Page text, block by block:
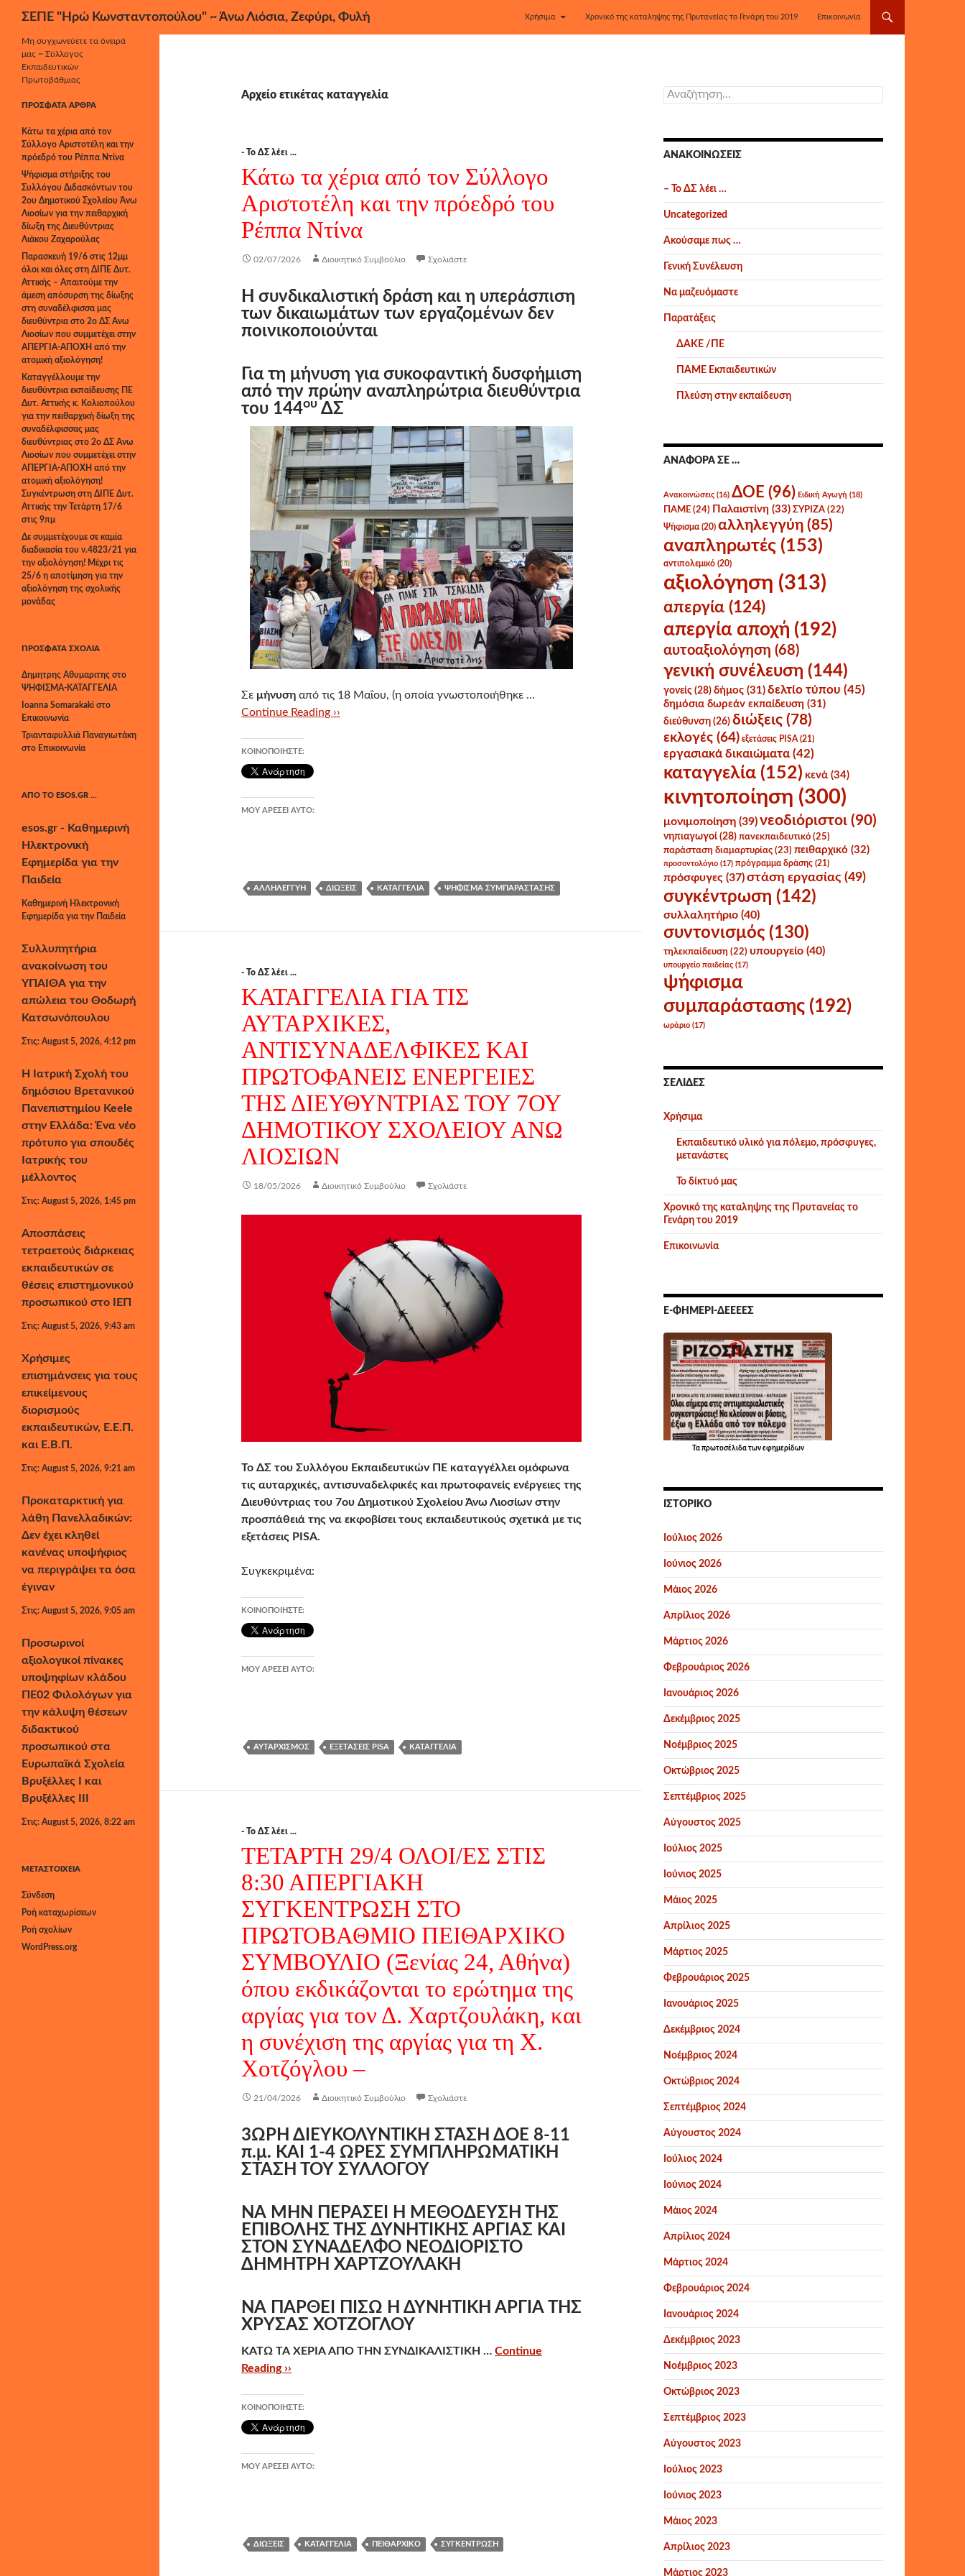
Μετάβαση
περιεχόμενο
ΣΕΠΕ "Ηρώ Κωνσταντοπούλου" ~ Άνω Λιόσια, Ζεφύρι, Φυλή Χρήσιμα Χρονικό της καταληψης της Πρυτανείας το Γενάρη του 2019 Επικοινωνία
Αρχείο ετικέτας καταγγελία
- Το ΔΣ λέει ...
Κάτω τα χέρια από τον Σύλλογο
Αριστοτέλη και την πρόεδρό του
Ρέππα Ντίνα
02/07/2026 Διοικητικό Συμβούλιο Σχολιάστε
Η συνδικαλιστική δράση και η υπεράσπιση
των δικαιωμάτων των εργαζομένων δεν
ποινικοποιούνται
Για τη μήνυση για συκοφαντική δυσφήμιση
από την πρώην αναπληρώτρια διευθύντρια
του 144ου ΔΣ
Σε μήνυση από τις 18 Μαΐου, (η οποία γνωστοποιήθηκε …
Continue Reading ››
ΚΟΙΝΟΠΟΙΉΣΤΕ:
ΜΟΥ ΑΡΈΣΕΙ ΑΥΤΌ:
ΑΛΛΗΛΕΓΓΎΗ ΔΙΏΞΕΙΣ ΚΑΤΑΓΓΕΛΊΑ ΨΉΦΙΣΜΑ ΣΥΜΠΑΡΆΣΤΑΣΗΣ
- Το ΔΣ λέει ...
ΚΑΤΑΓΓΕΛΙΑ ΓΙΑ ΤΙΣ
ΑΥΤΑΡΧΙΚΕΣ,
ΑΝΤΙΣΥΝΑΔΕΛΦΙΚΕΣ ΚΑΙ
ΠΡΩΤΟΦΑΝΕΙΣ ΕΝΕΡΓΕΙΕΣ
ΤΗΣ ΔΙΕΥΘΥΝΤΡΙΑΣ ΤΟΥ 7ΟΥ
ΔΗΜΟΤΙΚΟΥ ΣΧΟΛΕΙΟΥ ΑΝΩ
ΛΙΟΣΙΩΝ
18/05/2026 Διοικητικό Συμβούλιο Σχολιάστε
Το ΔΣ του Συλλόγου Εκπαιδευτικών ΠΕ καταγγέλλει ομόφωνα
τις αυταρχικές, αντισυναδελφικές και πρωτοφανείς ενέργειες της
Διευθύντριας του 7ου Δημοτικού Σχολείου Άνω Λιοσίων στην
προσπάθειά της να εκφοβίσει τους εκπαιδευτικούς σχετικά με τις
εξετάσεις PISA.
Συγκεκριμένα:
ΚΟΙΝΟΠΟΙΉΣΤΕ:
ΜΟΥ ΑΡΈΣΕΙ ΑΥΤΌ:
ΑΥΤΑΡΧΙΣΜΌΣ ΕΞΕΤΆΣΕΙΣ PISA ΚΑΤΑΓΓΕΛΊΑ
- Το ΔΣ λέει ...
ΤΕΤΑΡΤΗ 29/4 ΟΛΟΙ/ΕΣ ΣΤΙΣ
8:30 ΑΠΕΡΓΙΑΚΗ
ΣΥΓΚΕΝΤΡΩΣΗ ΣΤΟ
ΠΡΩΤΟΒΑΘΜΙΟ ΠΕΙΘΑΡΧΙΚΟ
ΣΥΜΒΟΥΛΙΟ (Ξενίας 24, Αθήνα)
όπου εκδικάζονται το ερώτημα της
αργίας για τον Δ. Χαρτζουλάκη, και
η συνέχιση της αργίας για τη Χ.
Χοτζόγλου –
21/04/2026 Διοικητικό Συμβούλιο Σχολιάστε
3ΩΡΗ ΔΙΕΥΚΟΛΥΝΤΙΚΗ ΣΤΑΣΗ ΔΟΕ 8-11
π.μ. ΚΑΙ 1-4 ΩΡΕΣ ΣΥΜΠΛΗΡΩΜΑΤΙΚΗ
ΣΤΑΣΗ ΤΟΥ ΣΥΛΛΟΓΟΥ
ΝΑ ΜΗΝ ΠΕΡΑΣΕΙ Η ΜΕΘΟΔΕΥΣΗ ΤΗΣ
ΕΠΙΒΟΛΗΣ ΤΗΣ ΔΥΝΗΤΙΚΗΣ ΑΡΓΙΑΣ ΚΑΙ
ΣΤΟΝ ΣΥΝΑΔΕΛΦΟ ΝΕΟΔΙΟΡΙΣΤΟ
ΔΗΜΗΤΡΗ ΧΑΡΤΖΟΥΛΑΚΗ
ΝΑ ΠΑΡΘΕΙ ΠΙΣΩ Η ΔΥΝΗΤΙΚΗ ΑΡΓΙΑ ΤΗΣ
ΧΡΥΣΑΣ ΧΟΤΖΟΓΛΟΥ
ΚΑΤΩ ΤΑ ΧΕΡΙΑ ΑΠΟ ΤΗΝ ΣΥΝΔΙΚΑΛΙΣΤΙΚΗ … Continue
Reading ››
ΚΟΙΝΟΠΟΙΉΣΤΕ:
ΜΟΥ ΑΡΈΣΕΙ ΑΥΤΌ:
ΔΙΏΞΕΙΣ ΚΑΤΑΓΓΕΛΊΑ ΠΕΙΘΑΡΧΙΚΌ ΣΥΓΚΈΝΤΡΩΣΗ
Αναζήτηση
για:
ΑΝΑΚΟΙΝΏΣΕΙΣ
– Το ΔΣ λέει …
Uncategorized
Ακούσαμε πως …
Γενική Συνέλευση
Να μαζευόμαστε
Παρατάξεις
ΔΑΚΕ /ΠΕ
ΠΑΜΕ Εκπαιδευτικών
Πλεύση στην εκπαίδευση
ΑΝΑΦΟΡΆ ΣΕ …
Ανακοινώσεις (16) ΔΟΕ (96) Ειδική Αγωγή (18)
ΠΑΜΕ (24) Παλαιστίνη (33) ΣΥΡΙΖΑ (22)
Ψήφισμα (20) αλληλεγγύη (85)
αναπληρωτές (153)
αντιπολεμικό (20)
αξιολόγηση (313)
απεργία (124)
απεργία αποχή (192)
αυτοαξιολόγηση (68)
γενική συνέλευση (144)
γονείς (28) δήμος (31) δελτίο τύπου (45)
δημόσια δωρεάν εκπαίδευση (31)
διεύθυνση (26) διώξεις (78)
εκλογές (64) εξετάσεις PISA (21)
εργασιακά δικαιώματα(42)
καταγγελία (152) κενά (34)
κινητοποίηση (300)
μονιμοποίηση (39)νεοδιόριστοι (90)
νηπιαγωγοί (28) πανεκπαιδευτικό (25)
παράσταση διαμαρτυρίας (23) πειθαρχικό (32)
προσοντολόγιο (17) πρόγραμμα δράσης (21)
πρόσφυγες (37)στάση εργασίας (49)
συγκέντρωση (142)
συλλαλητήριο (40)
συντονισμός (130)
τηλεκπαίδευση (22) υπουργείο (40)
υπουργείο παιδείας (17)
ψήφισμα
συμπαράστασης (192)
ωράριο (17)
ΣΕΛΊΔΕΣ
Χρήσιμα
Εκπαιδευτικό υλικό για πόλεμο, πρόσφυγες,
μετανάστες
Το δίκτυό μας
Χρονικό της καταληψης της Πρυτανείας το
Γενάρη του 2019
Επικοινωνία
Ε-ΦΗΜΕΡΊ-ΔΕΕΕΕΣ
Τα πρωτοσέλιδατων εφημερίδων
ΙΣΤΟΡΙΚΌ
Ιούλιος 2026
Ιούνιος 2026
Μάιος 2026
Απρίλιος 2026
Μάρτιος 2026
Φεβρουάριος 2026
Ιανουάριος 2026
Δεκέμβριος 2025
Νοέμβριος 2025
Οκτώβριος 2025
Σεπτέμβριος 2025
Αύγουστος 2025
Ιούλιος 2025
Ιούνιος 2025
Μάιος 2025
Απρίλιος 2025
Μάρτιος 2025
Φεβρουάριος 2025
Ιανουάριος 2025
Δεκέμβριος 2024
Νοέμβριος 2024
Οκτώβριος 2024
Σεπτέμβριος 2024
Αύγουστος 2024
Ιούλιος 2024
Ιούνιος 2024
Μάιος 2024
Απρίλιος 2024
Μάρτιος 2024
Φεβρουάριος 2024
Ιανουάριος 2024
Δεκέμβριος 2023
Νοέμβριος 2023
Οκτώβριος 2023
Σεπτέμβριος 2023
Αύγουστος 2023
Ιούλιος 2023
Ιούνιος 2023
Μάιος 2023
Απρίλιος 2023
Μάρτιος 2023
Μη συγχωνεύετε τα όνειρά
μας ~ Σύλλογος
Εκπαιδευτικών
Πρωτοβάθμιας
ΠΡΌΣΦΑΤΑ ΆΡΘΡΑ
Κάτω τα χέρια από τον
Σύλλογο Αριστοτέλη και την
πρόεδρό του Ρέππα Ντίνα
Ψήφισμα στήριξης του
Συλλόγου Διδασκόντων του
2ου Δημοτικού Σχολείου Άνω
Λιοσίων για την πειθαρχική
δίωξη της Διευθύντριας
Λιάκου Ζαχαρούλας
Παρασκευή 19/6 στις 12μμ
όλοι και όλες στη ΔΙΠΕ Δυτ.
Αττικής – Απαιτούμε την
άμεση απόσυρση της δίωξης
στη συναδέλφισσα μας
διευθύντρια στο 2ο ΔΣ Άνω
Λιοσίων που συμμετέχει στην
ΑΠΕΡΓΙΑ-ΑΠΟΧΗ από την
ατομική αξιολόγηση!
Καταγγέλλουμε την
διευθύντρια εκπαίδευσης ΠΕ
Δυτ. Αττικής κ. Κολιοπούλου
για την πειθαρχική δίωξη της
συναδέλφισσας μας
διευθύντριας στο 2ο ΔΣ Άνω
Λιοσίων που συμμετέχει στην
ΑΠΕΡΓΙΑ-ΑΠΟΧΗ από την
ατομική αξιολόγηση!
Συγκέντρωση στη ΔΙΠΕ Δυτ.
Αττικής την Τετάρτη 17/6
στις 9πμ
Δε συμμετέχουμε σε καμία
διαδικασία του ν.4823/21 για
την αξιολόγηση! Μέχρι τις
25/6 η αποτίμηση για την
αξιολόγηση της σχολικής
μονάδας
ΠΡΌΣΦΑΤΑ ΣΧΌΛΙΑ
Δημητρης Αθυμαριτης στο
ΨΗΦΙΣΜΑ-ΚΑΤΑΓΓΕΛΙΑ
Ioanna Somarakaki στο
Επικοινωνία
Τριανταφυλλιά Παναγιωτάκη
στο Επικοινωνία
ΑΠΌ ΤΟ ESOS.GR …
esos.gr - Καθημερινή
Ηλεκτρονική
Εφημερίδα για την
Παιδεία
Καθημερινή Ηλεκτρονική
Εφημερίδα για την Παιδεία
Συλλυπητήρια
ανακοίνωση του
ΥΠΑΙΘΑ για την
απώλεια του Θοδωρή
Κατσωνόπουλου
Στις: August 5, 2026, 4:12 pm
Η Ιατρική Σχολή του
δημόσιου Βρετανικού
Πανεπιστημίου Keele
στην Ελλάδα: Ένα νέο
πρότυπο για σπουδές
Ιατρικής του
μέλλοντος
Στις: August 5, 2026, 1:45 pm
Αποσπάσεις
τετραετούς διάρκειας
εκπαιδευτικών σε
θέσεις επιστημονικού
προσωπικού στο ΙΕΠ
Στις: August 5, 2026, 9:43 am
Χρήσιμες
επισημάνσεις για τους
επικείμενους
διορισμούς
εκπαιδευτικών, Ε.Ε.Π.
και Ε.Β.Π.
Στις: August 5, 2026, 9:21 am
Προκαταρκτική για
λάθη Πανελλαδικών:
Δεν έχει κληθεί
κανένας υποψήφιος
να περιγράψει τα όσα
έγιναν
Στις: August 5, 2026, 9:05 am
Προσωρινοί
αξιολογικοί πίνακες
υποψηφίων κλάδου
ΠΕ02 Φιλολόγων για
την κάλυψη θέσεων
διδακτικού
προσωπικού στα
Ευρωπαϊκά Σχολεία
Βρυξέλλες Ι και
Βρυξέλλες ΙΙΙ
Στις: August 5, 2026, 8:22 am
ΜΕΤΑΣΤΟΙΧΕΊΑ
Σύνδεση
Ροή καταχωρίσεων
Ροή σχολίων
WordPress.org